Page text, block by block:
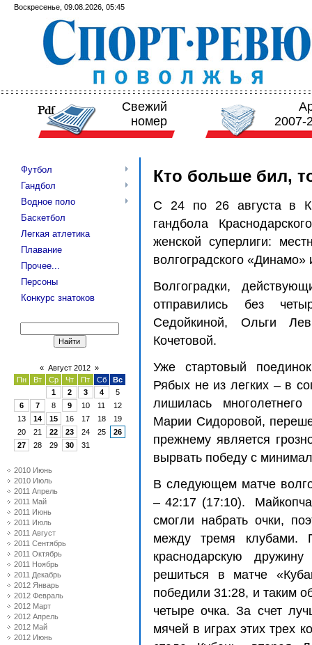
Воскресенье, 09.08.2026, 05:45
Свежий
номер
2007-
Футбол
Гандбол
Водное поло
Баскетбол
Легкая атлетика
Плавание
Прочее...
Персоны
Конкурс знатоков
« Август 2012 »
Пн
Вт Ср Чт Пт Сб
Вс
1
2 3 4
5
6
7 8 9 10 11
12
13
14 15 16 17 18
19
20
21 22 23 24 25
26
27
28 29 30 31
2010 Июнь
2010 Июль
2011 Апрель
2011 Май
2011 Июнь
2011 Июль
2011 Август
2011 Сентябрь
2011 Октябрь
2011 Ноябрь
2011 Декабрь
2012 Январь
2012 Февраль
2012 Март
2012 Апрель
2012 Май
2012 Июнь
Кто больше бил,
С 24 по 26 августа в
гандбола
женской суперлиги:
волгоградского
Волгоградки,
отправились без
Седойкиной, Ольги
Кочетовой.
Уже стартовый
Рябых не из легких – в
лишилась
Марии Сидоровой,
прежнему является
вырвать победу с
В следующем матче
– 42:17 (17:10).
смогли набрать очки,
между тремя клубами.
краснодарскую
решиться в матче
победили 31:28, и таким
четыре очка. За счет
мячей в играх этих трех